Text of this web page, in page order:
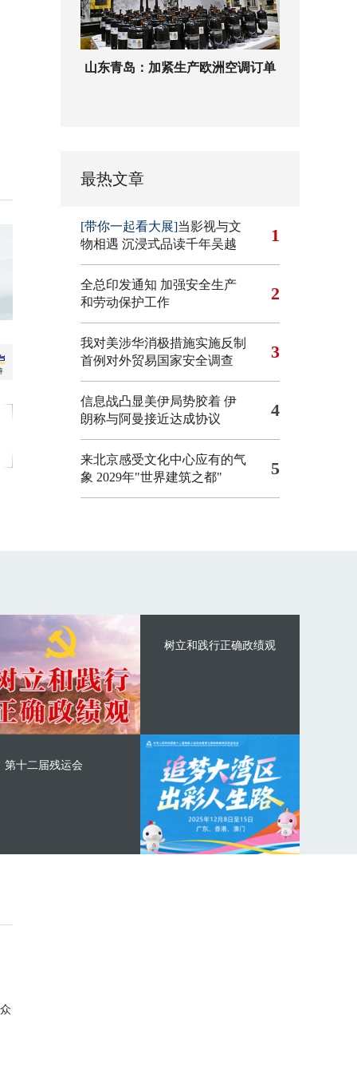
山东青岛：加紧生产欧洲空调订单
最热文章
[带你一起看大展]当影视与文
物相遇 沉浸式品读千年吴越
1
全总印发通知 加强安全生产
和劳动保护工作
2
我对美涉华消极措施实施反制
首例对外贸易国家安全调查
3
信息战凸显美伊局势胶着 伊
朗称与阿曼接近达成协议
4
来北京感受文化中心应有的气
象 2029年"世界建筑之都" 5
树立和践行正确政绩观
第十二届残运会